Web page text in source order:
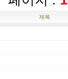
제목